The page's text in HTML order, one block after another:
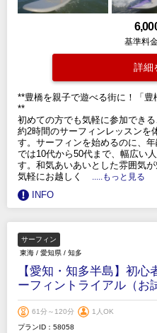
基準料
詳細
**豊橋を親子で遊べる街に！「
**
初めての方でも気軽に参加でき
約2時間のサーフィンレッスンを
す。サーフィンを始めるのに、
では10代から50代まで、幅広い
す。和気あいあいとした雰囲気
気軽にお越しく
.....もっと見る
INFO
サーフィン
東海 / 愛知県 / 知多
【愛知・知多半島】初
ーフィントライアル（お
61分～120分
1人OK
プランID：58058